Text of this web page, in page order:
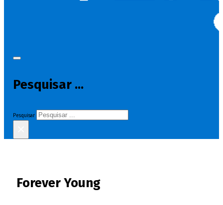
Pesquisar ...
Pesquisar
Forever Young